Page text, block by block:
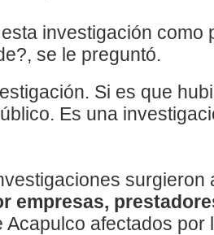
investigación como
se le preguntó.
Si es que
Es una
empresas,
Acapulco afectados por